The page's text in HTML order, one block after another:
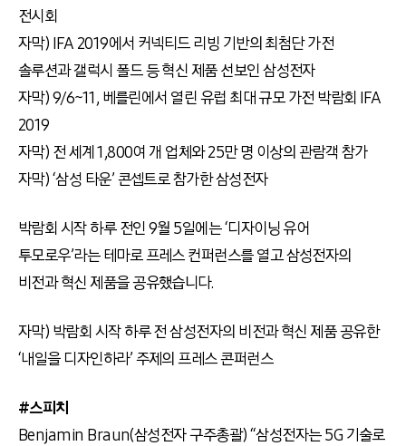
전시회
자막) IFA 2019에서 커넥티드 리빙 기반의 최첨단 가전
솔루션과 갤럭시 폴드 등 혁신 제품 선보인 삼성전자
자막) 9/6~11, 베를린에서 열린 유럽 최대 규모 가전 박람회 IFA
2019
자막) 전 세계 1,800여 개 업체와 25만 명 이상의 관람객 참가
자막) ‘삼성 타운’ 콘셉트로 참가한 삼성전자
박람회 시작 하루 전인 9월 5일에는 ‘디자이닝 유어
투모로우’라는 테마로 프레스 컨퍼런스를 열고 삼성전자의
비전과 혁신 제품을 공유했습니다.
자막) 박람회 시작 하루 전 삼성전자의 비전과 혁신 제품 공유한
‘내일을 디자인하라’ 주제의 프레스 콘퍼런스
#스피치
Benjamin Braun(삼성전자 구주총괄) “삼성전자는 5G 기술로